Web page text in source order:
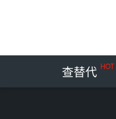
查替代 HOT